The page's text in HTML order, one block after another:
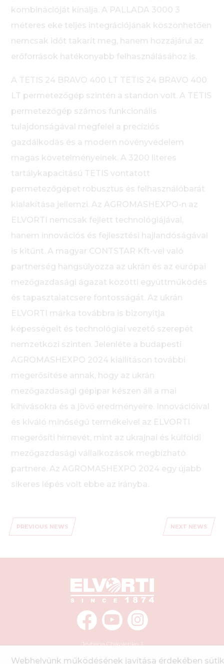
kombinációját kínálja. A PALLADA 3000 3
méteres eke teljes integrációjának köszönhetően
nemcsak időt takarít meg, hanem hozzájárul az
erőforrások hatékonyabb felhasználásához is.
A TETIS 24 BRAVO 400 LT TETIS 24 BRAVO 400
LT permetezőgép szintén a standon volt. A TETIS
permetezőgép számos funkcionális
tulajdonságával megfelel a precíziós
gazdálkodás és a modern növényvédelem
magas követelményeinek. A 3200 literes
tartálykapacitású TETIS vontatott
permetezőgépet robusztus és felhasználóbarát
kialakítása jellemzi. Az AGROMASHEXPO-n az
ELVORTI nemcsak fejlett technológiájával,
hanem innovációs és fejlesztési hajlandóságával
is kitűnt. A magyar CONTSTAR Kft-vel való
partnerség hangsúlyozza az ukrán és az európai
mezőgazdasági ágazat közötti együttműködés
és tapasztalatcsere fontosságát. Az ukrán
ELVORTI márka továbbra is bizonyítja
képességeit és technológiai vezető szerepét
nemzetközi szinten. Jelenléte a budapesti
AGROMASHEXPO 2024 kiállításon további
megerősítése annak, hogy az ukrán
mezőgazdasági gépipar készen áll a mai
kihívásokra és a jövő eredményeire. Innovációival
és kiváló minőségű termékeivel az ELVORTI
megerősíti hírnevét, mint az ukrajnai és külföldi
mezőgazdasági vállalkozások megbízható
partnere. Az AGROMASHEXPO 2024 egy újabb
sikeres lépés volt ebbe az irányba.
PREVIOUS NEWS NEXT NEWS
Jevhena Chikalenko, 1
info@elvorti.com
Webhelyünk működésének javítása érdekében